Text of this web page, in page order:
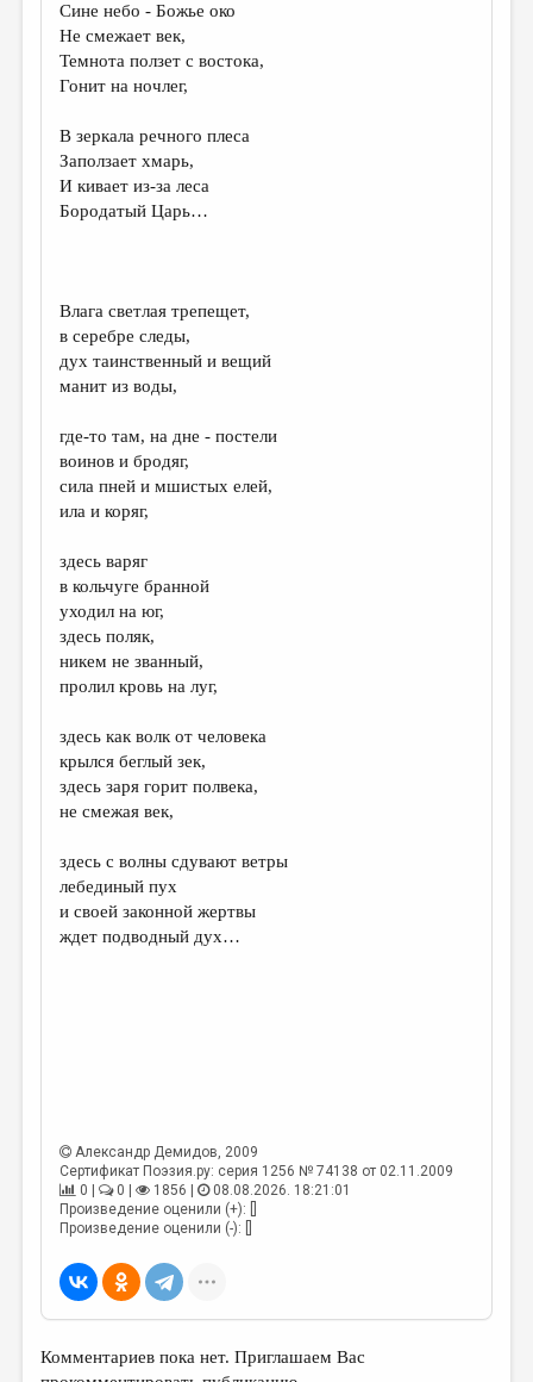
КНИЖНАЯ ПОЛКА
ОБЗОР ЛИТЕРАТУРЫ
ОБЪЯВЛЕНИЯ
КОЛОНКА РЕДАКТОРА
МАЛАЯ ПРОЗА
ЭССЕИСТИКА
КУЛЬТУРОВЕДЕНИЕ
ПУБЛИЦИСТИКА
ЦИКЛЫ ПУБЛИКАЦИЙ
ТРЕДИАКОВСКИЙ
МЕДИА
ВКОНТАКТЕ
Сине небо - Божье око
Не смежает век,
Темнота ползет с востока,
Гонит на ночлег,
В зеркала речного плеса
Заползает хмарь,
И кивает из-за леса
Бородатый Царь…
Влага светлая трепещет,
в серебре следы,
дух таинственный и вещий
манит из воды,
где-то там, на дне - постели
воинов и бродяг,
сила пней и мшистых елей,
ила и коряг,
здесь варяг
в кольчуге бранной
уходил на юг,
здесь поляк,
никем не званный,
пролил кровь на луг,
здесь как волк от человека
крылся беглый зек,
здесь заря горит полвека,
не смежая век,
здесь с волны сдувают ветры
лебединый пух
и своей законной жертвы
ждет подводный дух…
Александр Демидов, 2009
Сертификат Поэзия.ру: серия 1256 № 74138 от 02.11.2009
0 |
0 | 1856 |
08.08.2026. 18:21:01
Произведение оценили (+): []
Произведение оценили (-): []
Комментариев пока нет. Приглашаем Вас